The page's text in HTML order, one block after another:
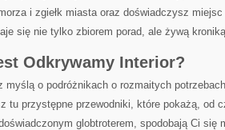
i zgiełk miasta oraz doświadczysz
się nie tylko zbiorem porad, ale żywą
Odkrywamy Interior?
myślą o podróżnikach o rozmaitych
tu przystępne przewodniki, które pokażą, od
globtroterem, spodobają Ci się